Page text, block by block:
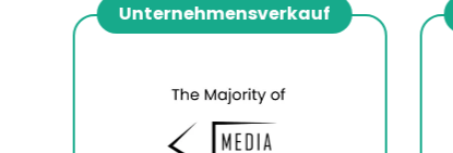
Unternehmensverkauf